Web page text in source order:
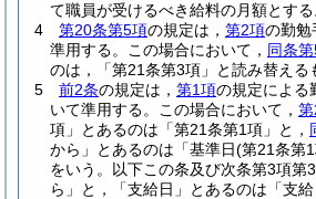
て職員が受けるべき給料の月額とする
4
第20条第5項の規定は， 第2項の勤勉
準用する。
この場合において， 同条
のは，「第21条第3項」と読み替える
5
前2条の規定は， 第1項の規定による
いて準用する。
この場合において，
項」とあるのは「第21条第1項」と，
から」とあるのは「基準日(第21条第
をいう。以下この条及び次条第3項第
ら」と，「支給日」とあるのは「支給